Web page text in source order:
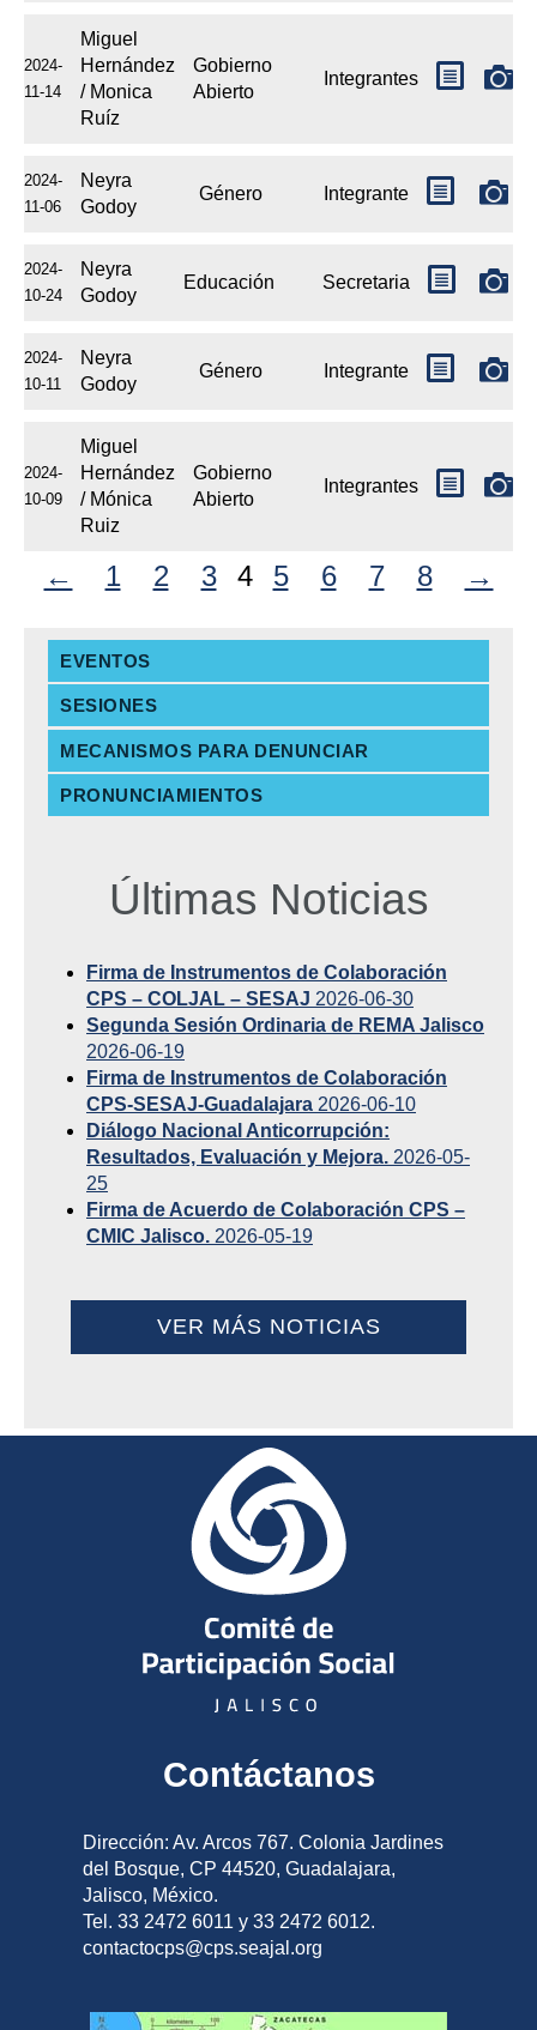
2024-
11-14
Miguel
Hernández
/ Monica
Ruíz
Gobierno
Abierto
Integrantes
2024-
11-06
Neyra
Godoy
Género Integrante
2024-
10-24
Neyra
Godoy
Educación Secretaria
2024-
10-11
Neyra
Godoy
Género Integrante
2024-
10-09
Miguel
Hernández
/ Mónica
Ruiz
Gobierno
Abierto
Integrantes
← 1 2 3 4 5 6 7 8 →
EVENTOS
SESIONES
MECANISMOS PARA DENUNCIAR
PRONUNCIAMIENTOS
Últimas Noticias
Firma de Instrumentos de Colaboración
CPS – COLJAL – SESAJ 2026-06-30
Segunda Sesión Ordinaria de REMA Jalisco
2026-06-19
Firma de Instrumentos de Colaboración
CPS-SESAJ-Guadalajara 2026-06-10
Diálogo Nacional Anticorrupción:
Resultados, Evaluación y Mejora. 2026-05-
25
Firma de Acuerdo de Colaboración CPS –
CMIC Jalisco. 2026-05-19
VER MÁS NOTICIAS
Contáctanos
Dirección: Av. Arcos 767. Colonia Jardines
del Bosque, CP 44520, Guadalajara,
Jalisco, México.
Tel. 33 2472 6011 y 33 2472 6012.
contactocps@cps.seajal.org